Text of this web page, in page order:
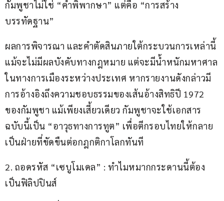
กัมพูชาไม่ใช่ “คำพิพากษา” แต่คือ “การสร้าง
บรรทัดฐาน”
ผลการพิจารณา และคำตัดสินภายใต้กระบวนการเหล่านี้
แม้จะไม่มีผลบังคับทางกฎหมาย แต่จะมีน้ำหนักมหาศาล
ในทางการเมืองระหว่างประเทศ หากรายงานดังกล่าวมี
การอ้างอิงถึงความชอบธรรมของเส้นอ้างสิทธิปี 1972
ของกัมพูชา แม้เพียงเสี้ยวเดียว กัมพูชาจะใช้เอกสาร
ฉบับนี้เป็น “อาวุธทางการทูต” เพื่อตีกรอบไทยให้กลาย
เป็นฝ่ายที่ขัดขืนต่อกฎกติกาโลกทันที
2. ถอดรหัส “เซบูโมเดล” : ทำไมหมากกระดานนี้ต้อง
เป็นฟิลิปปินส์